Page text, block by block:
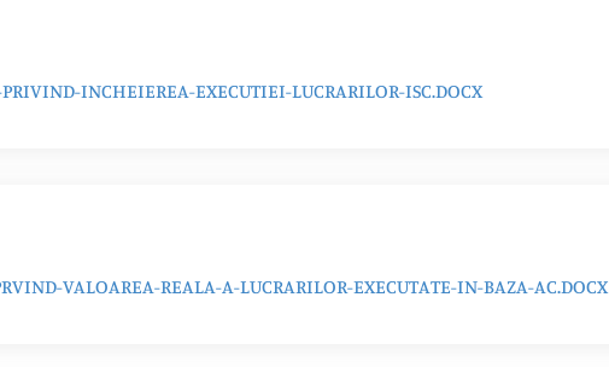
INCHEIEREA-EXECUTIEI-LUCRARILOR-ISC.DOCX
VALOAREA-REALA-A-LUCRARILOR-EXECUTATE-IN-BAZA-AC.DOCX